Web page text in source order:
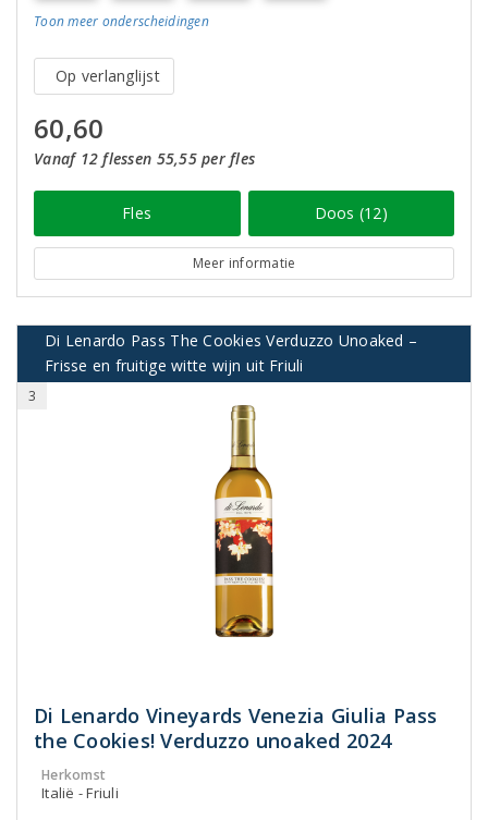
Toon meer onderscheidingen
Op verlanglijst
60,60
Vanaf 12 flessen 55,55 per fles
Fles Doos (12)
Meer informatie
Di Lenardo Pass The Cookies Verduzzo Unoaked –
Frisse en fruitige witte wijn uit Friuli
3
Di Lenardo Vineyards Venezia Giulia Pass
the Cookies! Verduzzo unoaked 2024
Herkomst
Italië - Friuli